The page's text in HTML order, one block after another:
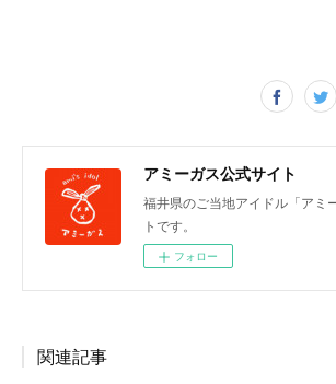
アミーガス公式サイト
福井県のご当地アイドル「アミ
トです。
フォロー
関連記事